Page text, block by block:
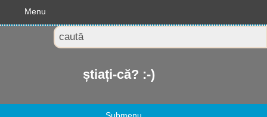
Menu
știați-că? :-)